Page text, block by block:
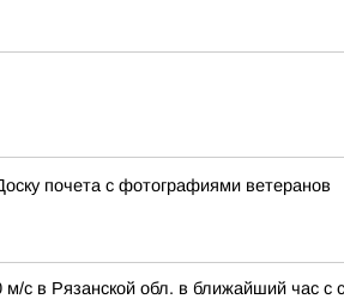
почета с фотографиями ветеранов
с в Рязанской обл. в ближайший час с